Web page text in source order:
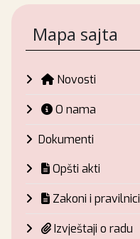
Mapa sajta
Novosti
O nama
Dokumenti
Opšti akti
Zakoni i pravilnici
Izvještaji o radu